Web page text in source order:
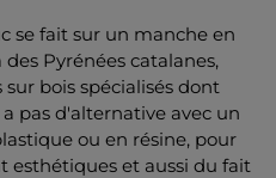
se fait sur un manche en
Pyrénées catalanes,
bois spécialisés dont
pas d'alternative avec un
ou en résine, pour
esthétiques et aussi du fait